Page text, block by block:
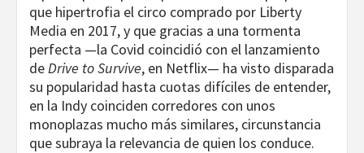
que hipertrofia el circo comprado por Liberty
Media en 2017, y que gracias a una tormenta
perfecta —la Covid coincidió con el lanzamiento
deDrive to Survive, en Netflix— ha visto disparada
su popularidad hasta cuotas difíciles de entender,
en la Indy coinciden corredores con unos
monoplazas mucho más similares, circunstancia
que subraya la relevancia de quien los conduce.